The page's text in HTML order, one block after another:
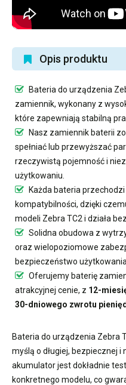
Opis produktu
Bateria do urządzenia
zamiennik, wykonany z
które zapewniają stabilną
Nasz zamiennik baterii
spełniać lub przewyższać
rzeczywistą pojemność i
użytkowaniu.
Każda bateria
kompatybilności, dzięki
modeli Zebra TC2 i działa
Solidna obudowa z
oraz wielopoziomowe
bezpieczeństwo
Oferujemybaterię
atrakcyjnej cenie, z 12-
30-dniowego zwrotu
Bateria do urządzenia Zebra
myślą o długiej, bezpiecznej i
akumulator jest dokładnie
konkretnego modelu, co